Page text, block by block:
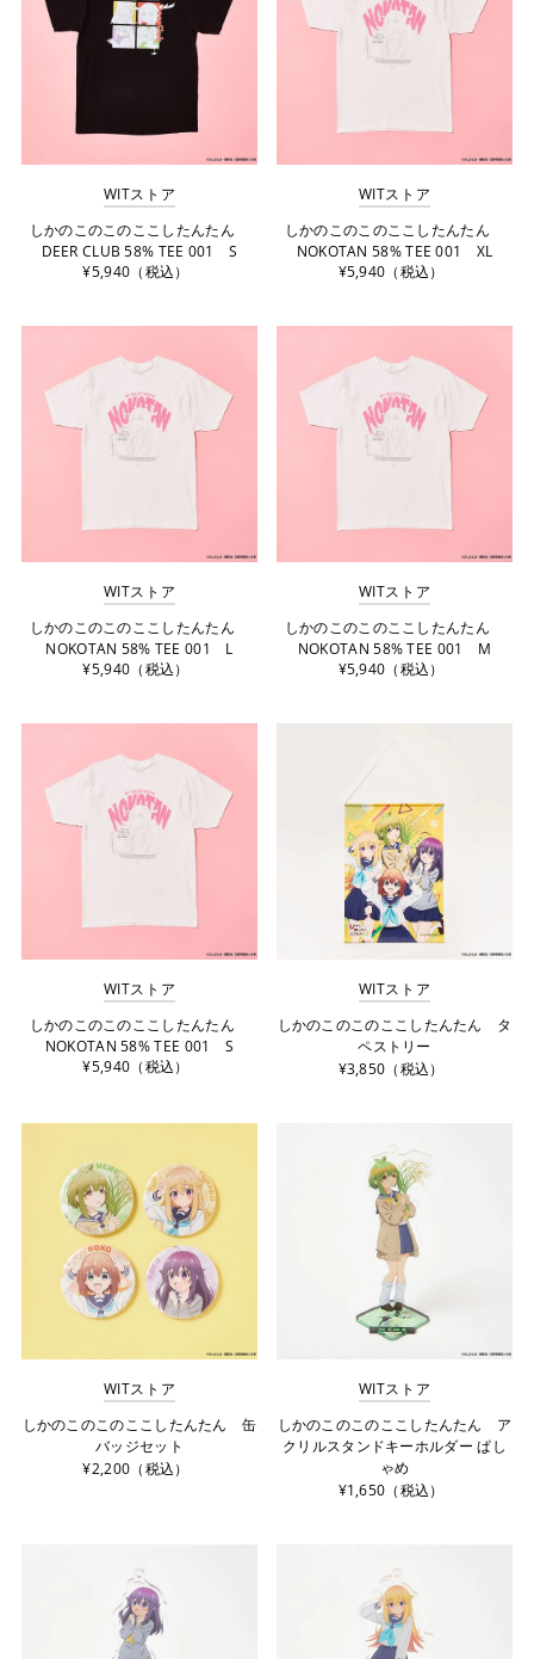
WITストア
しかのこのこのここしたんたん
DEER CLUB 58% TEE 001 S
¥5,940（税込）
WITストア
しかのこのこのここしたんたん
NOKOTAN 58% TEE 001 XL
¥5,940（税込）
WITストア
しかのこのこのここしたんたん
NOKOTAN 58% TEE 001 L
¥5,940（税込）
WITストア
しかのこのこのここしたんたん
NOKOTAN 58% TEE 001 M
¥5,940（税込）
WITストア
しかのこのこのここしたんたん
NOKOTAN 58% TEE 001 S
¥5,940（税込）
WITストア
しかのこのこのここしたんたん タ
ペストリー
¥3,850（税込）
WITストア
しかのこのこのここしたんたん 缶
バッジセット
¥2,200（税込）
WITストア
しかのこのこのここしたんたん ア
クリルスタンドキーホルダー ぱし
ゃめ
¥1,650（税込）